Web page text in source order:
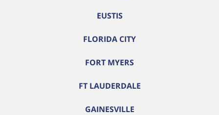
EUSTIS
FLORIDA CITY
FORT MYERS
FT LAUDERDALE
GAINESVILLE